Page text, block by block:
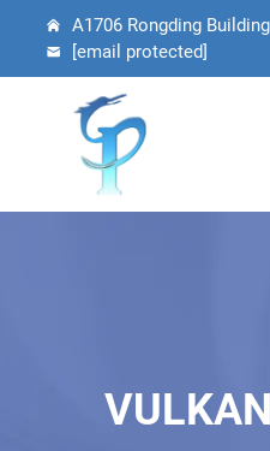
A1706 Rongding
[email protected]